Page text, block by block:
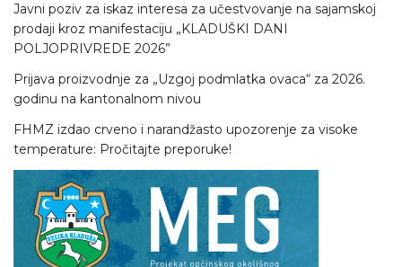
Javni poziv za iskaz interesa za učestvovanje na sajamskoj
prodaji kroz manifestaciju „KLADUŠKI DANI
POLJOPRIVREDE 2026”
Prijava proizvodnje za „Uzgoj podmlatka ovaca“ za 2026.
godinu na kantonalnom nivou
FHMZ izdao crveno i narandžasto upozorenje za visoke
temperature: Pročitajte preporuke!